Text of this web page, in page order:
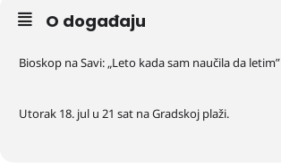
O događaju
Bioskop na Savi: „Leto kada sam naučila da letim”
Utorak 18. jul u 21 sat na Gradskoj plaži.